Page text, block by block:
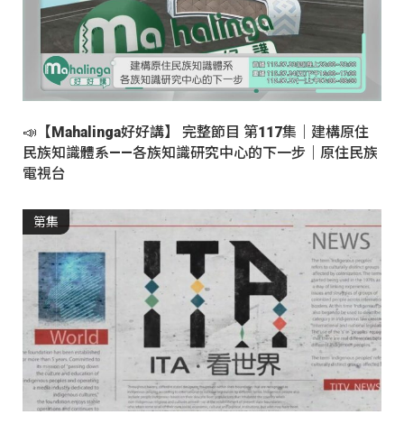
📣【Mahalinga好好講】 完整節目 第117集｜建構原住
民族知識體系——各族知識研究中心的下一步｜原住民族
電視台
第集